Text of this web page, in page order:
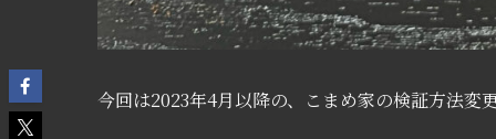
今回は2023年4月以降の、こまめ家の検証方法変